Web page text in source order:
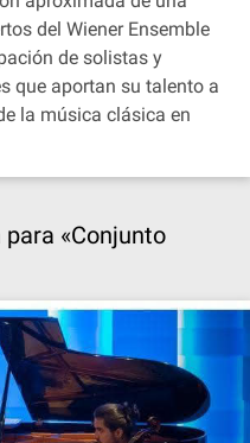
del Wiener Ensemble
de solistas y
que aportan su talento a
la música clásica en
«Conjunto